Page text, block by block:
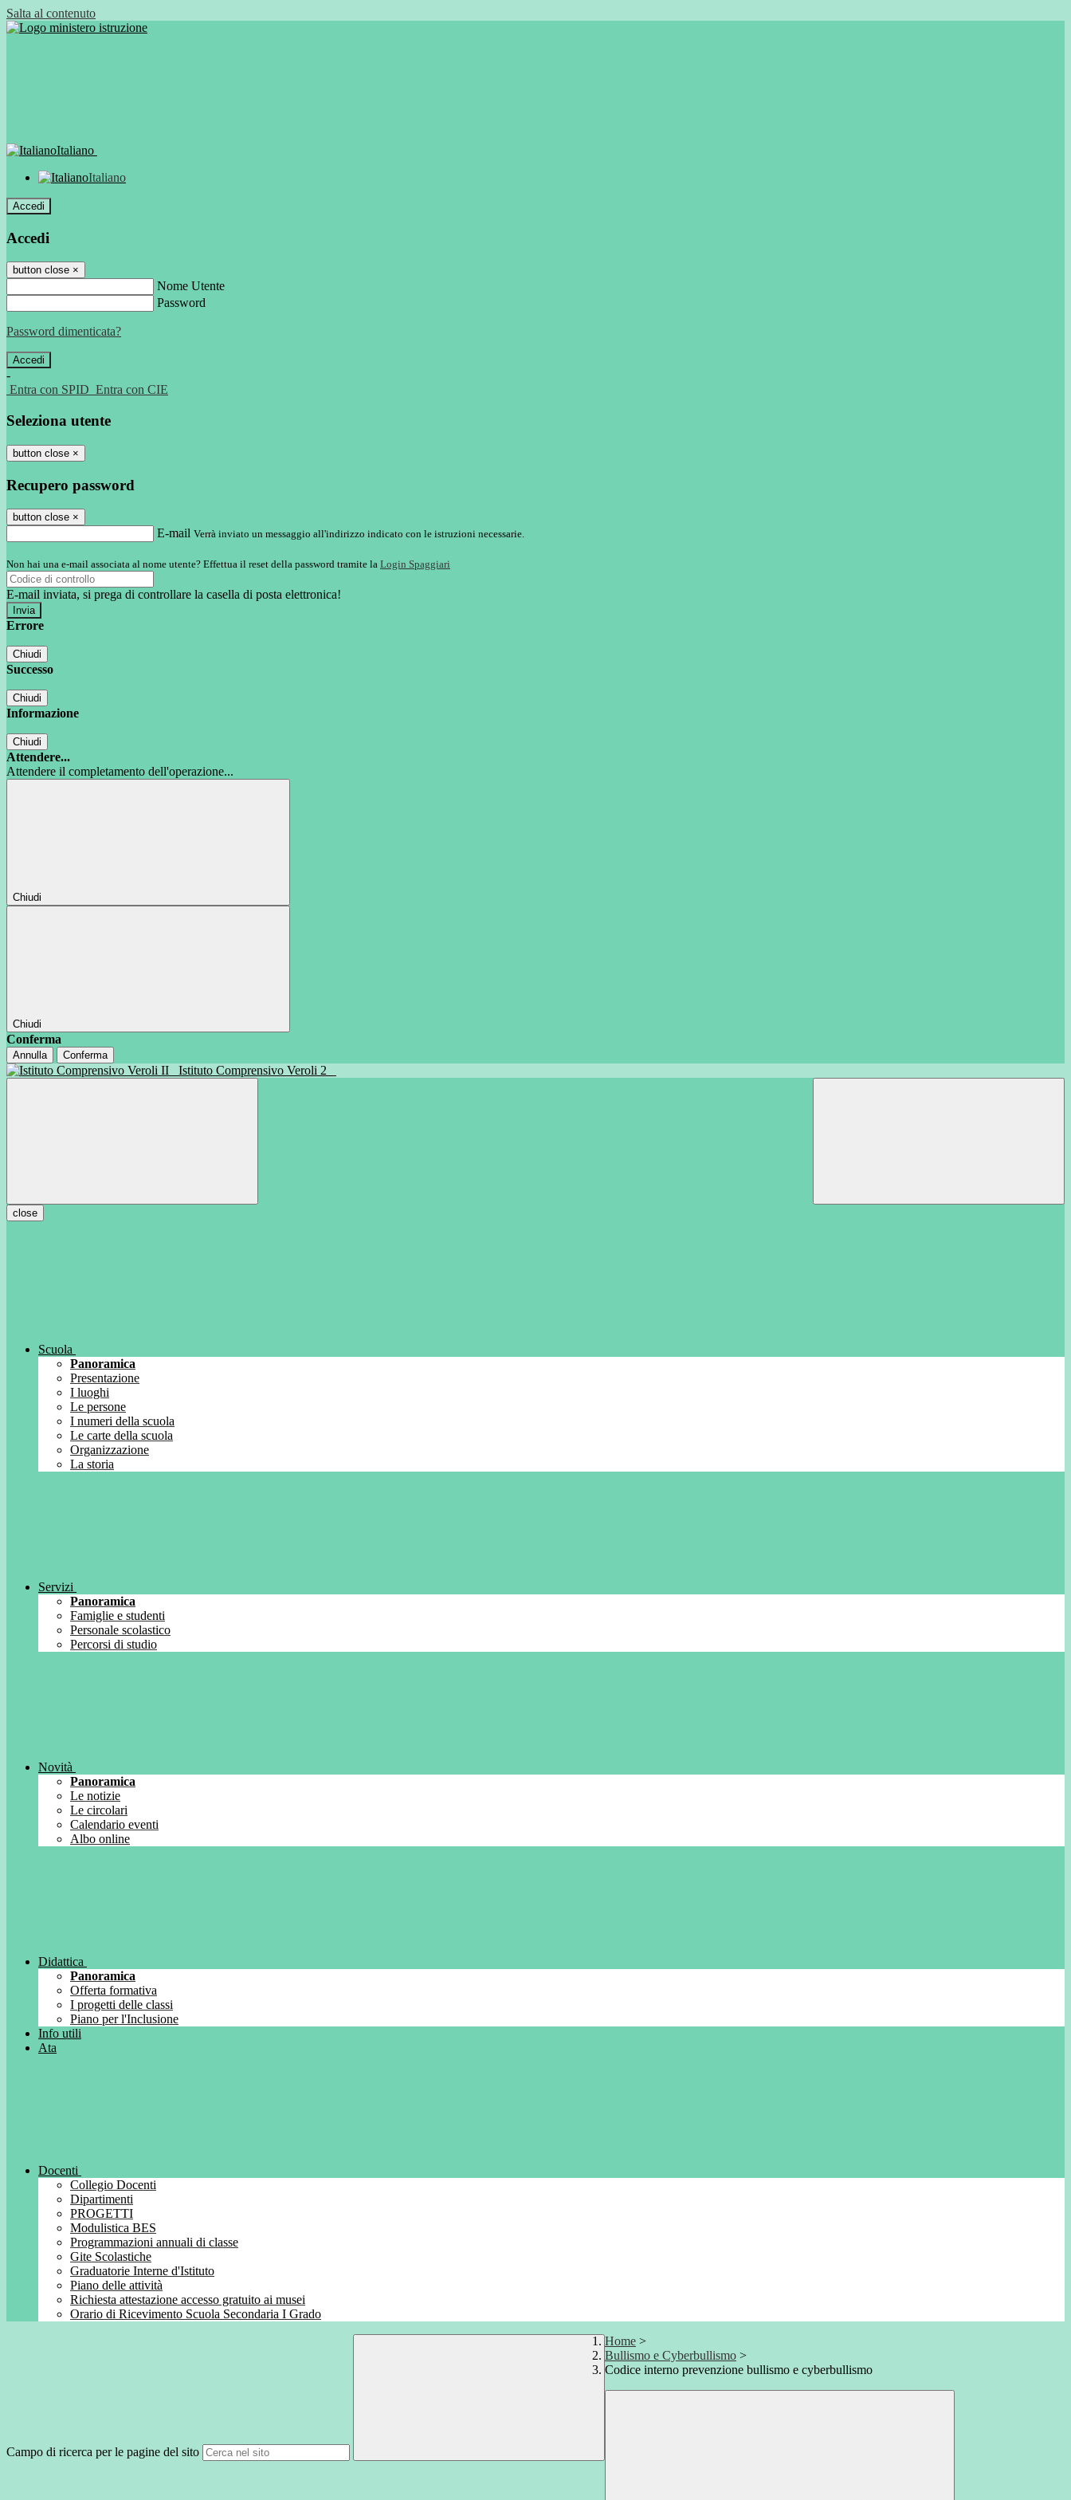
Salta al contenuto
Italiano
Italiano
Accedi
Accedi
button close ×
Nome Utente
Password
Password dimenticata?
-
Entra con SPID Entra con CIE
Seleziona utente
button close ×
Recupero password
button close ×
E-mail Verrà inviato un messaggio all'indirizzo indicato con le istruzioni necessarie.
Non hai una e-mail associata al nome utente? Effettua il reset della password tramite la Login Spaggiari
E-mail inviata, si prega di controllare la casella di posta elettronica!
Errore
Chiudi
Successo
Chiudi
Informazione
Chiudi
Attendere...
Attendere il completamento dell'operazione...
Chiudi
Chiudi
Conferma
Annulla Conferma
Istituto Comprensivo Veroli 2
close
Scuola
Panoramica
Presentazione
I luoghi
Le persone
I numeri della scuola
Le carte della scuola
Organizzazione
La storia
Servizi
Panoramica
Famiglie e studenti
Personale scolastico
Percorsi di studio
Novità
Panoramica
Le notizie
Le circolari
Calendario eventi
Albo online
Didattica
Panoramica
Offerta formativa
I progetti delle classi
Piano per l'Inclusione
Info utili
Ata
Docenti
Collegio Docenti
Dipartimenti
PROGETTI
Modulistica BES
Programmazioni annuali di classe
Gite Scolastiche
Graduatorie Interne d'Istituto
Piano delle attività
Richiesta attestazione accesso gratuito ai musei
Orario di Ricevimento Scuola Secondaria I Grado
Campo di ricerca per le pagine del sito
Home >
Bullismo e Cyberbullismo >
Codice interno prevenzione bullismo e cyberbullismo